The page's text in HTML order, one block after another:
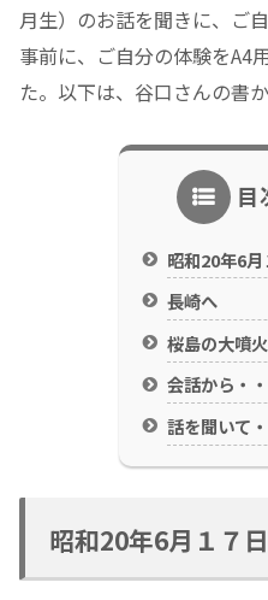
月生）のお話を聞きに、ご
事前に、ご自分の体験をA4
た。以下は、谷口さんの書か
目
昭和20年6
長崎へ
桜島の大噴火
会話から・・
話を聞いて
昭和20年6月１７